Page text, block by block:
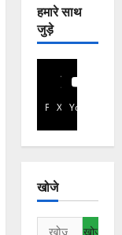
हमारे साथ
जुड़े
Facebook
X YouTube
खोजे
निम्न